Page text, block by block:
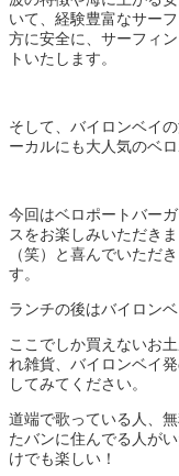
いて、経験豊富なサー
方に安全に、サーフィ
トいたします。
そして、バイロンベイ
ーカルにも大人気のベ
今回はベロポートバー
スをお楽しみいただき
（笑）と喜んでいただ
す。
ランチの後はバイロン
ここでしか買えないお
れ雑貨、バイロンベイ
してみてください。
道端で歌っている人、
たバンに住んでる人が
けでも楽しい！